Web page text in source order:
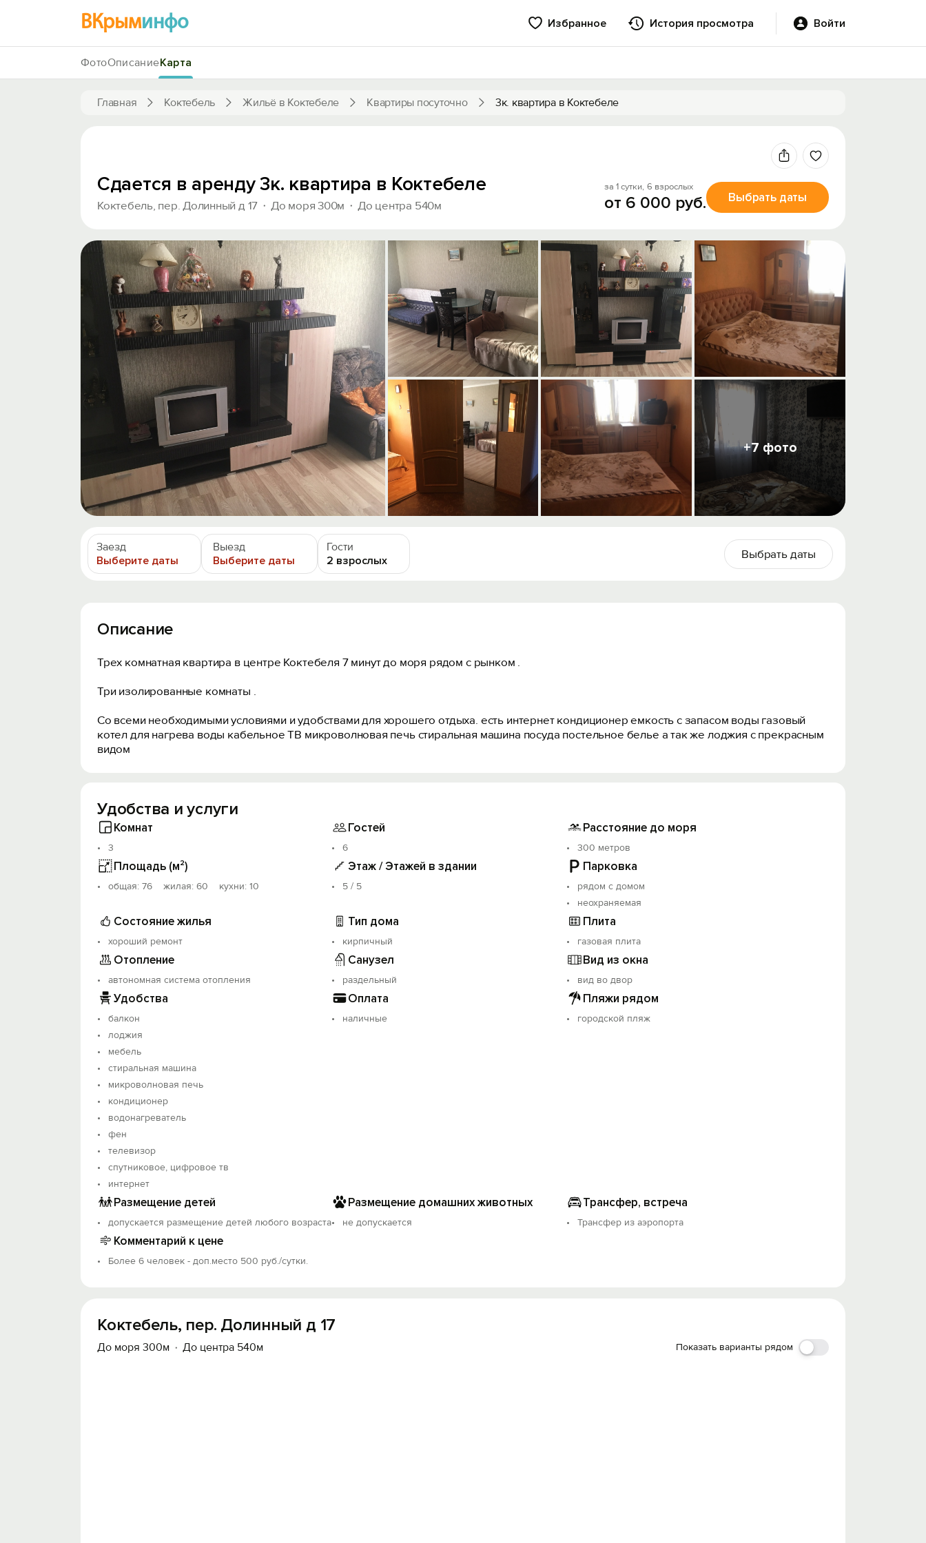
ВКрыминфо Избранное История просмотра Войти
Главная Коктебель Жильё в Коктебеле Квартиры посуточно 3к. квартира в Коктебеле
ФотоОписаниеКарта
+7 фото
Сдается в аренду 3к. квартира в Коктебеле
Коктебель, пер. Долинный д 17 До моря 300м До центра 540м
за 1 сутки, 6 взрослых
от 6 000 руб. Выбрать даты
Заезд
Выберите даты
Выезд
Выберите даты
Гости
2 взрослых
Выбрать даты
Описание
Трех комнатная квартира в центре Коктебеля 7 минут до моря рядом с рынком .
Три изолированные комнаты .
Со всеми необходимыми условиями и удобствами для хорошего отдыха. есть интернет кондиционер емкость с запасом воды газовый
котел для нагрева воды кабельное ТВ микроволновая печь стиральная машина посуда постельное белье а так же лоджия с прекрасным
видом
Удобства и услуги
Комнат
3
Гостей
6
Расстояние до моря
300 метров
Площадь (м²)
oбщая: 76 жилая: 60 кухни: 10
Этаж / Этажей в здании
5 / 5
Парковка
рядом с домом
неохраняемая
Состояние жилья
хороший ремонт
Тип дома
кирпичный
Плита
газовая плита
Отопление
автономная система отопления
Санузел
раздельный
Вид из окна
вид во двор
Удобства
балкон
лоджия
мебель
стиральная машина
микроволновая печь
кондиционер
водонагреватель
фен
телевизор
спутниковое, цифровое тв
интернет
Оплата
наличные
Пляжи рядом
городской пляж
Размещение детей
допускается размещение детей любого возраста
Размещение домашних животных
не допускается
Трансфер, встреча
Трансфер из аэропорта
Комментарий к цене
Более 6 человек - доп.место 500 руб./сутки.
Коктебель, пер. Долинный д 17
До моря 300м До центра 540м Показать варианты рядом